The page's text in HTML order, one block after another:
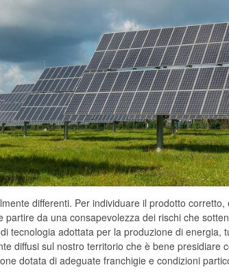
differenti. Per individuare il prodotto
partire da una consapevolezza dei rischi che
tecnologia adottata per la produzione di energia,
diffusi sul nostro territorio che è bene
dotata di adeguate franchigie e condizioni